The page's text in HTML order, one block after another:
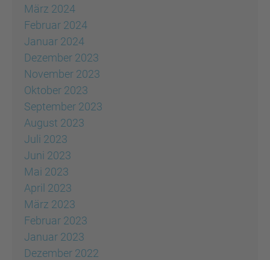
März 2024
Februar 2024
Januar 2024
Dezember 2023
November 2023
Oktober 2023
September 2023
August 2023
Juli 2023
Juni 2023
Mai 2023
April 2023
März 2023
Februar 2023
Januar 2023
Dezember 2022